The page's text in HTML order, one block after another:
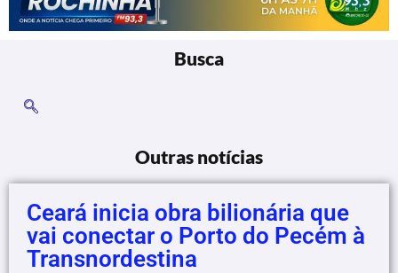
Busca
Outras notícias
Ceará inicia obra bilionária que
vai conectar o Porto do Pecém à
Transnordestina